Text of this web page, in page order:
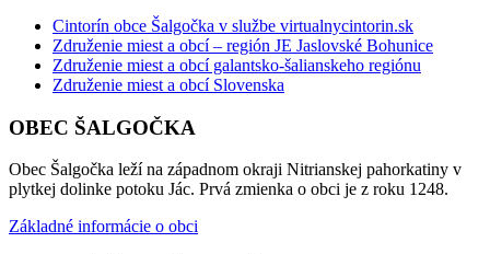
Cintorín obce Šalgočka v službe virtualnycintorin.sk
Združenie miest a obcí – región JE Jaslovské Bohunice
Združenie miest a obcí galantsko-šalianskeho regiónu
Združenie miest a obcí Slovenska
OBEC ŠALGOČKA
Obec Šalgočka leží na západnom okraji Nitrianskej pahorkatiny v
plytkej dolinke potoku Jác. Prvá zmienka o obci je z roku 1248.
Základné informácie o obci